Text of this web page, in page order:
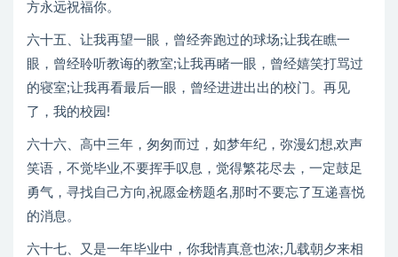
方永远祝福你。
六十五、让我再望一眼，曾经奔跑过的球场;让我在瞧一
眼，曾经聆听教诲的教室;让我再睹一眼，曾经嬉笑打骂过
的寝室;让我再看最后一眼，曾经进进出出的校门。再见
了，我的校园!
六十六、高中三年，匆匆而过，如梦年纪，弥漫幻想,欢声
笑语，不觉毕业,不要挥手叹息，觉得繁花尽去，一定鼓足
勇气，寻找自己方向,祝愿金榜题名,那时不要忘了互递喜悦
的消息。
六十七、又是一年毕业中，你我情真意也浓;几载朝夕来相